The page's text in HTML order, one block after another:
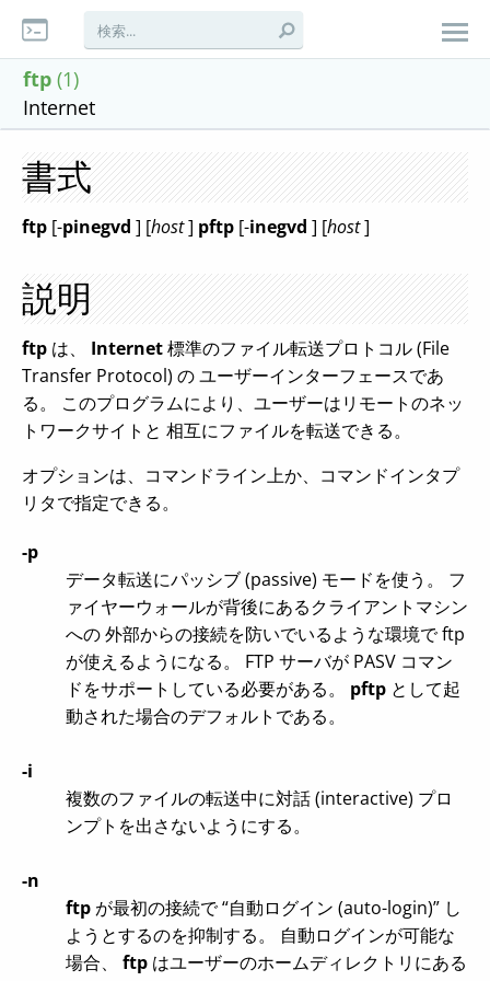
ftp (1)
Internet
書式
ftp [-pinegvd ] [host] pftp [-inegvd ] [host]
説明
ftp は、 Internet標準のファイル転送プロトコル (File
Transfer Protocol) の ユーザーインターフェースであ
る。 このプログラムにより、ユーザーはリモートのネッ
トワークサイトと 相互にファイルを転送できる。
オプションは、コマンドライン上か、コマンドインタプ
リタで指定できる。
-p
データ転送にパッシブ (passive) モードを使う。 フ
ァイヤーウォールが背後にあるクライアントマシン
への 外部からの接続を防いでいるような環境で ftp
が使えるようになる。 FTP サーバが PASV コマン
ドをサポートしている必要がある。 pftp として起
動された場合のデフォルトである。
-i
複数のファイルの転送中に対話 (interactive) プロ
ンプトを出さないようにする。
-n
ftp が最初の接続で “自動ログイン (auto-login)” し
ようとするのを抑制する。 自動ログインが可能な
場合、 ftp はユーザーのホームディレクトリにある